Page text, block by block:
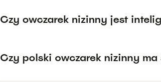
Czy owczarek nizinny jest
Czy polski owczarek nizinny ma